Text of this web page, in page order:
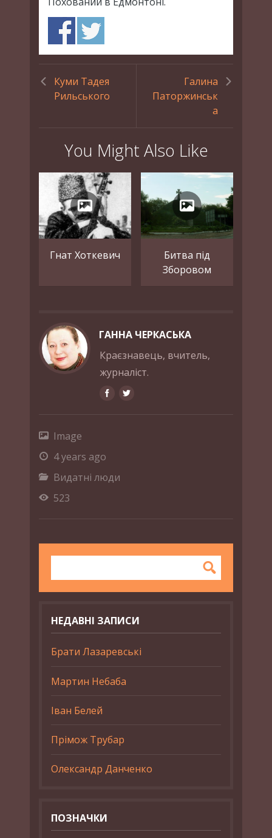
Куми Тадея
Рильського
Галина
Паторжинськ
а
You Might Also Like
Гнат Хоткевич
Битва під
Зборовом
ГАННА ЧЕРКАСЬКА
Краєзнавець, вчитель,
журналіст.
Image
4 years ago
Видатні люди
523
НЕДАВНІ ЗАПИСИ
Брати Лазаревські
Мартин Небаба
Іван Белей
Прімож Трубар
Олександр Данченко
ПОЗНАЧКИ